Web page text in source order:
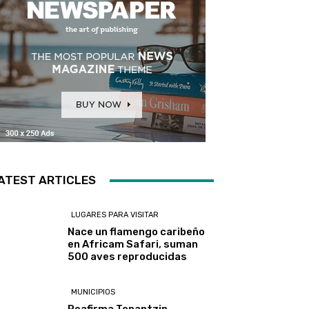
ARTICLES
LUGARES PARA VISITAR
Nace un flamengo caribeño
en Africam Safari, suman
500 aves reproducidas
MUNICIPIOS